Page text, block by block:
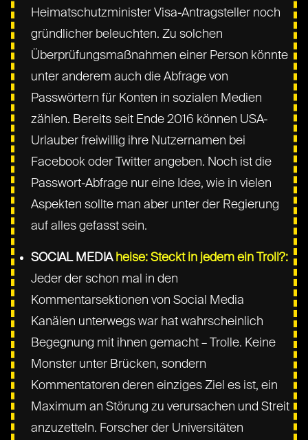
Heimatschutzminister Visa-Antragsteller noch
gründlicher beleuchten. Zu solchen
Überprüfungsmaßnahmen einer Person könnte
unter anderem auch die Abfrage von
Passwörtern für Konten in sozialen Medien
zählen. Bereits seit Ende 2016 können USA-
Urlauber freiwillig ihre Nutzernamen bei
Facebook oder Twitter angeben. Noch ist die
Passwort-Abfrage nur eine Idee, wie in vielen
Aspekten sollte man aber unter der Regierung
auf alles gefasst sein.
SOCIAL MEDIA heise: Steckt in jedem ein Troll?:
Jeder der schon mal in den
Kommentarsektionen von Social Media
Kanälen unterwegs war hat wahrscheinlich
Begegnung mit ihnen gemacht – Trolle. Keine
Monster unter Brücken, sondern
Kommentatoren deren einziges Ziel es ist, ein
Maximum an Störung zu verursachen und Streit
anzuzetteln. Forscher der Universitäten